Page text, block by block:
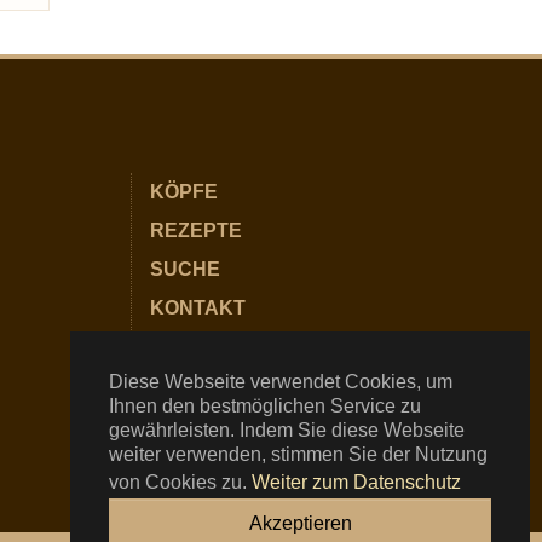
Diese Webseite verwendet Cookies, um
Ihnen den bestmöglichen Service zu
gewährleisten. Indem Sie diese Webseite
weiter verwenden, stimmen Sie der Nutzung
von Cookies zu. Weiter zum Datenschutz
Akzeptieren
KÖPFE
REZEPTE
SUCHE
KONTAKT
IMPRESSUM
DATENSCHUTZ